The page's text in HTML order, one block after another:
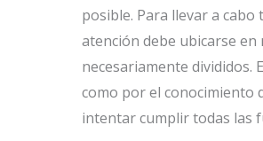
posible. Para llevar a
atención debe ubicarse
necesariamente divididos.
como por el conocimiento
intentar cumplir todas las